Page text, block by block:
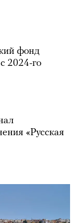
фонд
2024-го
«Русская